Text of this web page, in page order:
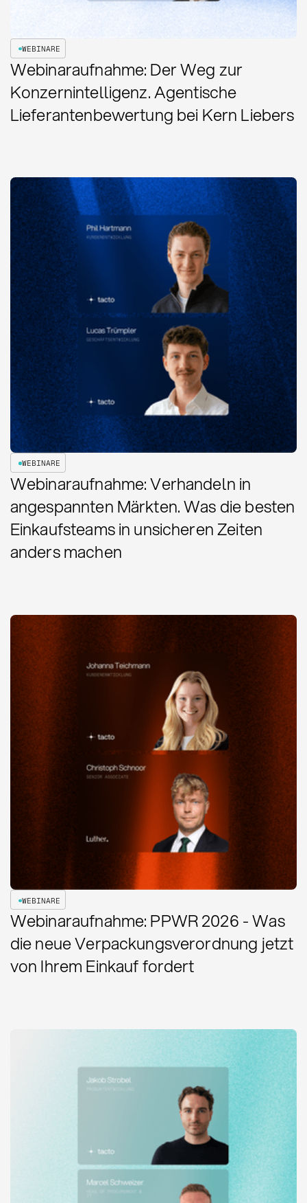
WEBINARE
Webinaraufnahme: Der Weg zur
Konzernintelligenz. Agentische
Lieferantenbewertung bei Kern Liebers
WEBINARE
Webinaraufnahme: Verhandeln in
angespannten Märkten. Was die besten
Einkaufsteams in unsicheren Zeiten
anders machen
WEBINARE
Webinaraufnahme: PPWR 2026 - Was
die neue Verpackungsverordnung jetzt
von Ihrem Einkauf fordert